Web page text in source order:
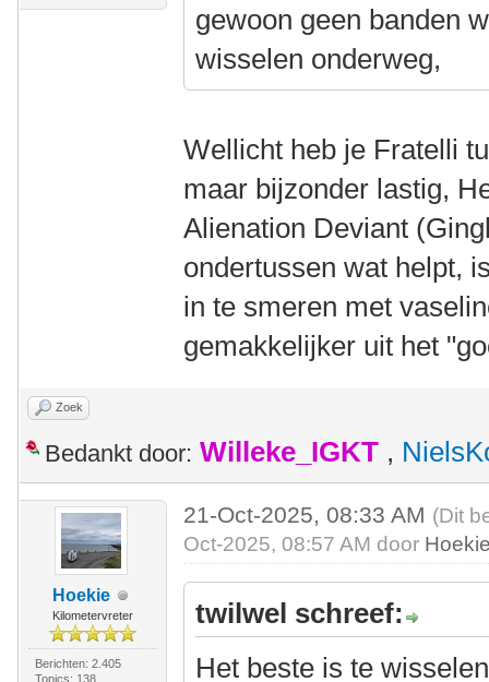
gewoon geen banden
wisselen onderweg,
Wellicht heb je Fratelli
maar bijzonder lastig,
Alienation Deviant
ondertussen wat helpt,
in te smeren met
gemakkelijker uit het
Zoek
Bedankt door: Willeke_IGKT ,
Hoekie
Kilometervreter
Berichten: 2.405
Topics: 138
21-Oct-2025, 08:33 AM (Dit
Oct-2025, 08:57 AM door
twilwel schreef:
Het beste is te